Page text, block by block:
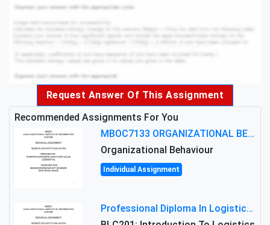
Request Answer Of This Assignment
Recommended Assignments For You
MBOC7133 ORGANIZATIONAL BEHAVIOUR LEVEL 7 ASSESSMENT: ANALYZING THE LEADERSHIP OF SIR ERNEST SHACKLETON'S
Organizational Behaviour
Individual Assignment
Professional Diploma In Logistics And Supply Chain Management Assignment: Principles And Practice Of Transport